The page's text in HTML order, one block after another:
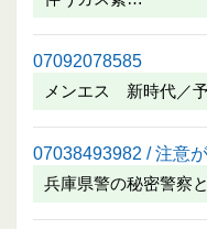
07092078585
メンエス 新時代／
07038493982 / 注意
兵庫県警の秘密警察